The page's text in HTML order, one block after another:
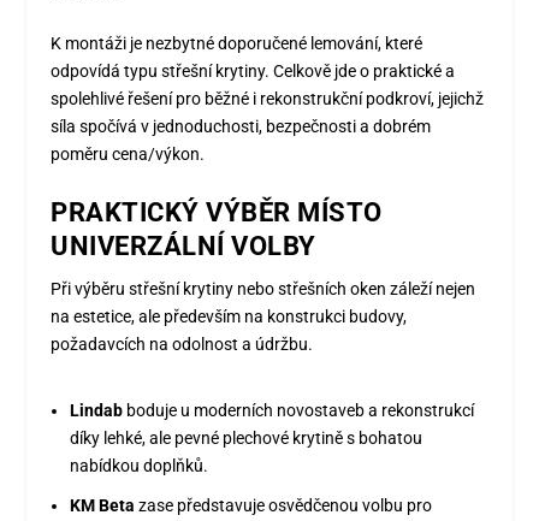
K montáži je nezbytné doporučené lemování, které
odpovídá typu střešní krytiny. Celkově jde o praktické a
spolehlivé řešení pro běžné i rekonstrukční podkroví, jejichž
síla spočívá v jednoduchosti, bezpečnosti a dobrém
poměru cena/výkon.
PRAKTICKÝ VÝBĚR MÍSTO
UNIVERZÁLNÍ VOLBY
Při výběru střešní krytiny nebo střešních oken záleží nejen
na estetice, ale především na konstrukci budovy,
požadavcích na odolnost a údržbu.
Lindab boduje u moderních novostaveb a rekonstrukcí
díky lehké, ale pevné plechové krytině s bohatou
nabídkou doplňků.
KM Beta zase představuje osvědčenou volbu pro